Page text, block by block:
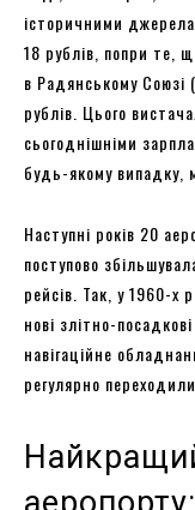
історичними
18 рублів, попри те,
в Радянському Союзі
рублів. Цього
сьогоднішніми
будь-якому випадку,
Наступні років 20
поступово
рейсів. Так, у 1960-х
нові злітно-
навігаційне
регулярно